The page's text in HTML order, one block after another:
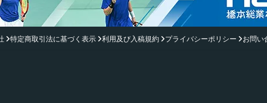
特定商取引法に基づく表示 利用及び入稿規約 プライバシーポリシー お問い